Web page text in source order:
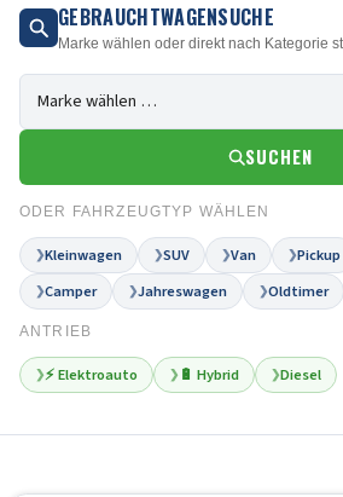
GEBRAUCHTWAGENSUCHE
Marke wählen oder direkt nach Kategorie
SUCHEN
ODER FAHRZEUGTYP WÄHLEN
❯Kleinwagen ❯SUV ❯Van ❯Pickup
❯Camper ❯Jahreswagen ❯Oldtimer
ANTRIEB
❯⚡ Elektroauto ❯ 🔋 Hybrid ❯Diesel